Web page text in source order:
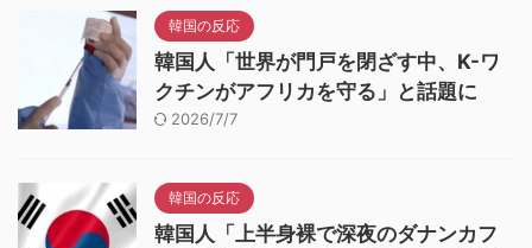
韓国の反応
韓国人「世界が門戸を閉ざす中、K-ワ
クチンがアフリカを守る」と話題に
2026/7/7
韓国の反応
韓国人「上半身裸で深夜のダナンカフ